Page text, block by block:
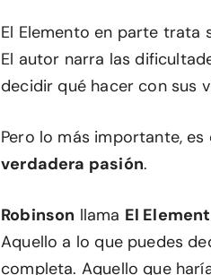
El Elemento en parte trata
El autor narra las
decidir qué hacer con sus
Pero lo más importante,
verdadera pasión.
Robinson llama El
Aquello a lo que puedes
completa. Aquello que